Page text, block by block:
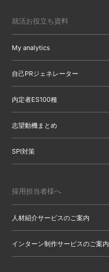
就活お役立ち資料
My analytics
自己PRジェネレーター
内定者ES100種
志望動機まとめ
SPI対策
採用担当者様へ
人材紹介サービスのご案内
インターン制作サービスのご案内